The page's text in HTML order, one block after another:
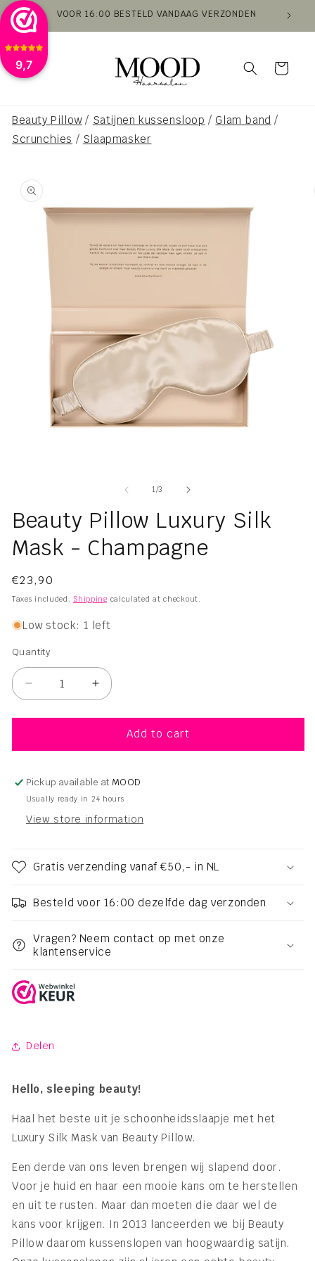
9,7
Skip to
content
VOOR 16:00 BESTELD VANDAAG VERZONDEN
Cart
Beauty Pillow/ Satijnen kussensloop / Glam band /
Scrunchies / Slaapmasker
product
information
1/of
3
Beauty Pillow Luxury Silk
Mask - Champagne
Regular
price
€23,90
Taxes included. Shipping calculated at checkout.
Low stock: 1 left
Quantity
Quantity
Decrease
quantity
for
Pillow
Silk
Mask
Champagne
Increase
quantity
for
Beauty
Pillow
Silk
Mask
Champagne
Add to cart
Pickup available at MOOD
Usually ready in 24 hours
View store information
Gratis verzending vanaf €50,- in NL
Besteld voor 16:00 dezelfde dag verzonden
Vragen? Neem contact op met onze
klantenservice
Delen
Hello, sleeping beauty!
Haal het beste uit je schoonheidsslaapje met het
Luxury Silk Mask van Beauty Pillow.
Een derde van ons leven brengen wij slapend door.
Voor je huid en haar een mooie kans om te herstellen
en uit te rusten. Maar dan moeten die daar wel de
kans voor krijgen. In 2013 lanceerden we bij Beauty
Pillow daarom kussenslopen van hoogwaardig satijn.